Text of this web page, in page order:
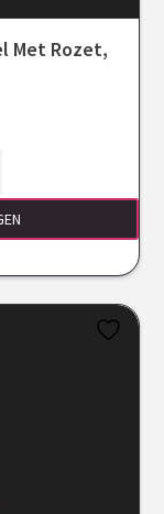
Met Rozet,